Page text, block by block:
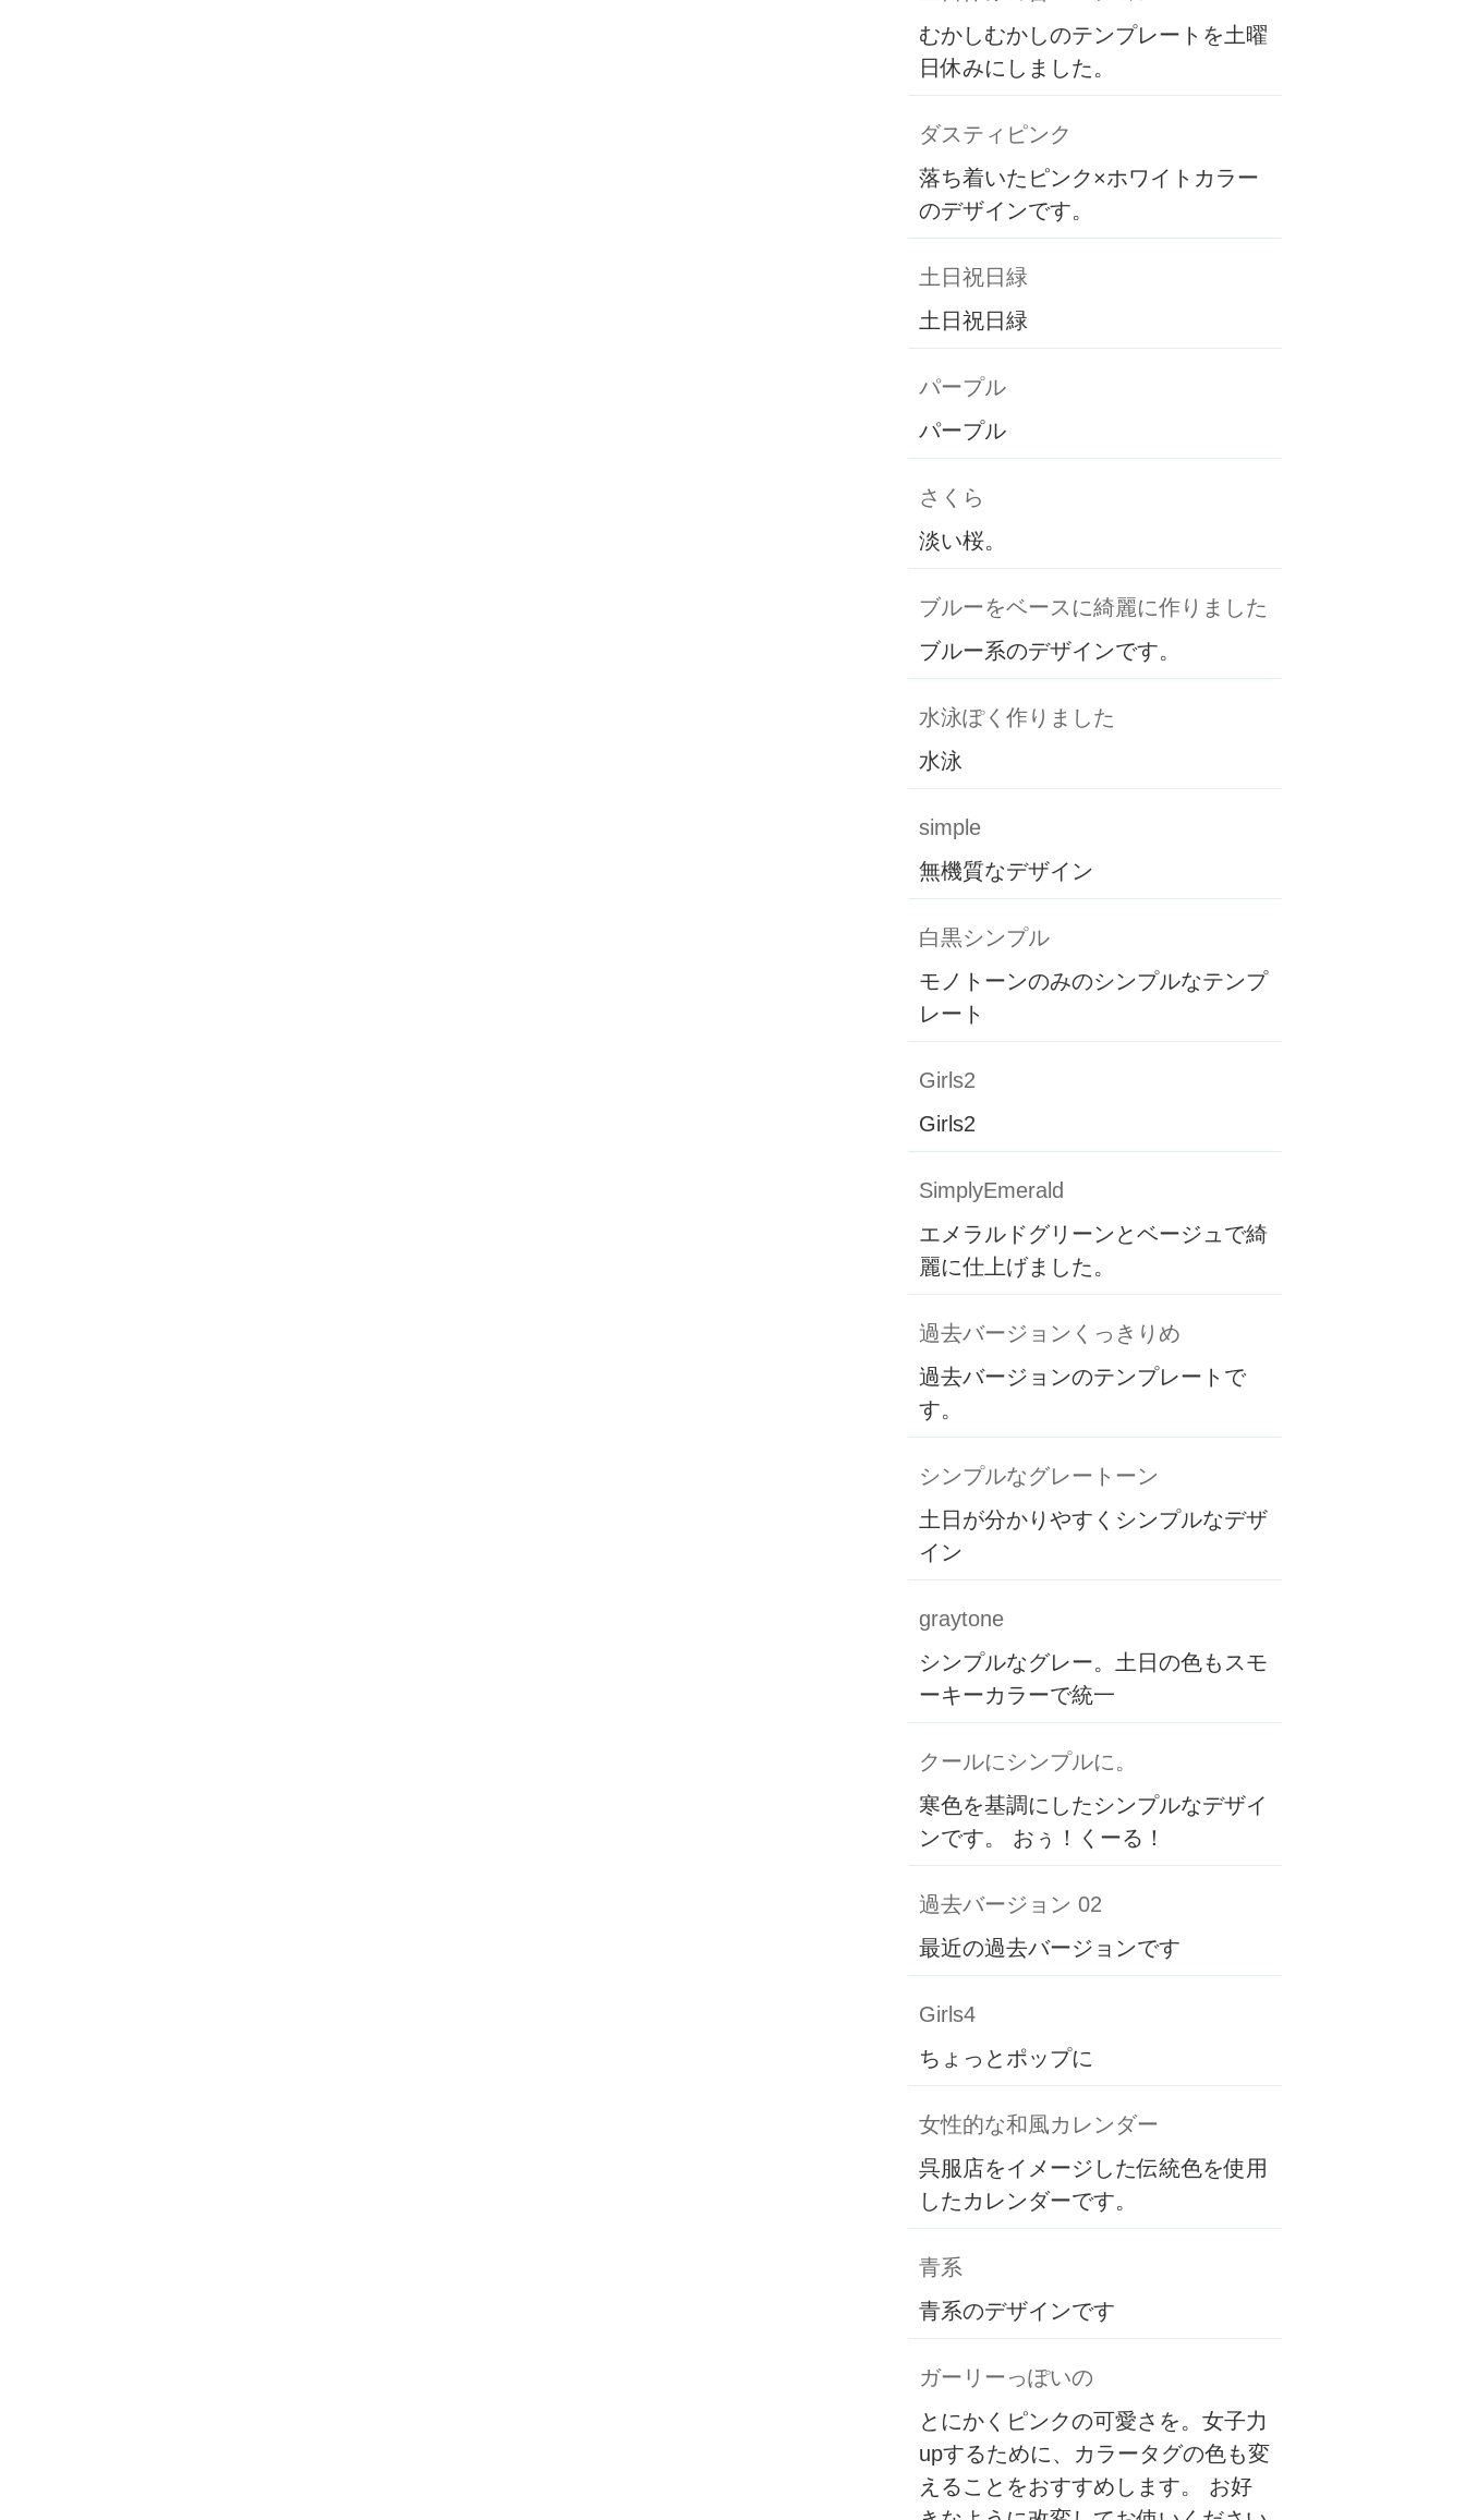
むかしむかしのテンプレートを土曜
日休みにしました。
ダスティピンク
落ち着いたピンク×ホワイトカラー
のデザインです。
土日祝日緑
土日祝日緑
パープル
パープル
さくら
淡い桜。
ブルーをベースに綺麗に作りました
ブルー系のデザインです。
水泳ぽく作りました
水泳
simple
無機質なデザイン
白黒シンプル
モノトーンのみのシンプルなテンプ
レート
Girls2
Girls2
SimplyEmerald
エメラルドグリーンとベージュで綺
麗に仕上げました。
過去バージョンくっきりめ
過去バージョンのテンプレートで
す。
シンプルなグレートーン
土日が分かりやすくシンプルなデザ
イン
graytone
シンプルなグレー。土日の色もスモ
ーキーカラーで統一
クールにシンプルに。
寒色を基調にしたシンプルなデザイ
ンです。 おぅ！くーる！
過去バージョン 02
最近の過去バージョンです
Girls4
ちょっとポップに
女性的な和風カレンダー
呉服店をイメージした伝統色を使用
したカレンダーです。
青系
青系のデザインです
ガーリーっぽいの
とにかくピンクの可愛さを。女子力
upするために、カラータグの色も変
えることをおすすめします。 お好